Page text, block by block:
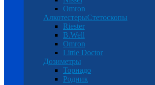
Omron
АлкотестерыСтетоскопы
Riester
B.Well
Omron
Little Doctor
Дозиметры
Торнадо
Родник